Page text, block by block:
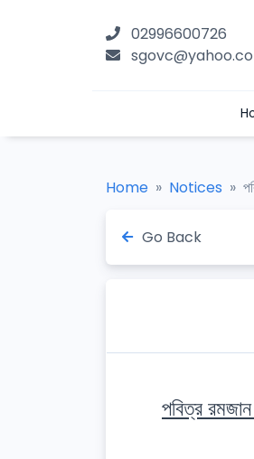
02996600726
Home Notices
Go Back
পবিত্র রমজান